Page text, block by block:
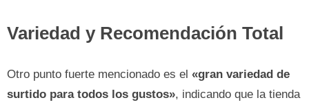
Variedad y Recomendación Total
Otro punto fuerte mencionado es el «gran variedad de
surtido para todos los gustos», indicando que la tienda